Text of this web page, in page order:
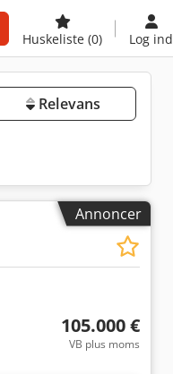
Huskeliste (0) Log ind
Relevans
Annoncer
105.000 €
VB plus moms